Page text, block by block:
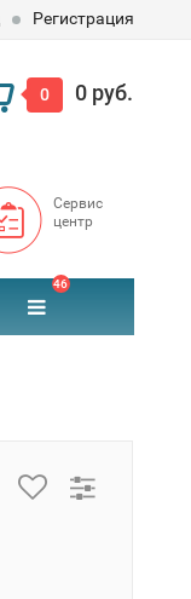
Регистрация
0 0 руб.
Сервис
центр
46